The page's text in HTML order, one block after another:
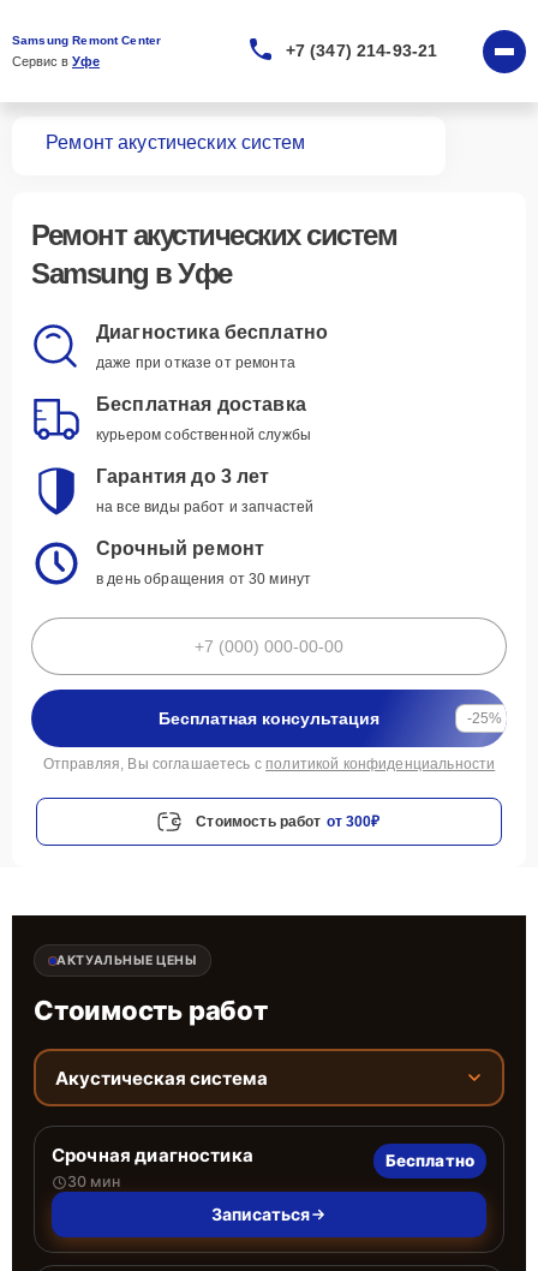
Samsung Remont Center
Сервис в Уфе
+7 (347) 214-93-21
Ремонт акустических систем
Ремонтакустических систем
Samsung в Уфе
Диагностика бесплатно
даже при отказе от ремонта
Бесплатная доставка
курьером собственной службы
Гарантия до 3 лет
на все виды работ и запчастей
Срочный ремонт
в день обращения от 30 минут
Бесплатная консультация -25%
Отправляя, Вы соглашаетесь с политикой конфиденциальности
Стоимость работ от 300₽
АКТУАЛЬНЫЕ ЦЕНЫ
Стоимость работ
Акустическая система
Срочная диагностика
30 мин
Бесплатно
Записаться